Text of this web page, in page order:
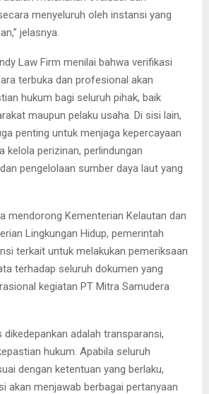
menyeluruh oleh instansi yang
jelasnya.
Law Firm menilai bahwa verifikasi
terbuka dan profesional akan
hukum bagi seluruh pihak, baik
maupun pelaku usaha. Di sisi lain,
penting untuk menjaga kepercayaan
kelola perizinan, perlindungan
pengelolaan sumber daya laut yang
mendorong Kementerian Kelautan dan
Lingkungan Hidup, pemerintah
terkait untuk melakukan pemeriksaan
terhadap seluruh dokumen yang
kegiatan PT Mitra Samudera
dikedepankan adalah transparansi,
hukum. Apabila seluruh
dengan ketentuan yang berlaku,
akan menjawab berbagai pertanyaan